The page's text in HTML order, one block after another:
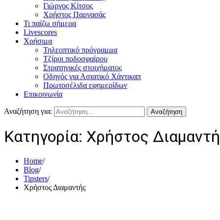
Γιώργος Κίτσος
Χρήστος Παρνασάς
Τι παίζω σήμερα
Livescores
Χρήσιμα
Τηλεοπτικό πρόγραμμα
Τζίροι ποδοσφαίρου
Στρατηγικές στοιχήματος
Οδηγός για Ασιατικό Χάντικαπ
Πρωτοσέλιδα εφημερίδων
Επικοινωνία
Αναζήτηση για:
Κατηγορία: Χρήστος
Home
Blog
Tipsters
Χρήστος Διαμαντής